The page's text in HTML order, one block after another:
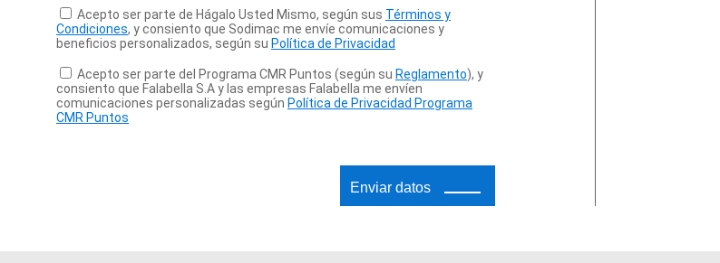
Acepto ser parte de Hágalo Usted Mismo, según sus Términos y
Condiciones, y consiento que Sodimac me envíe comunicaciones y
beneficios personalizados, según su Política de Privacidad
Acepto ser parte del Programa CMR Puntos (según su Reglamento), y
consiento que Falabella S.A y las empresas Falabella me envíen
comunicaciones personalizadas según Política de Privacidad Programa
CMR Puntos
Enviar datos